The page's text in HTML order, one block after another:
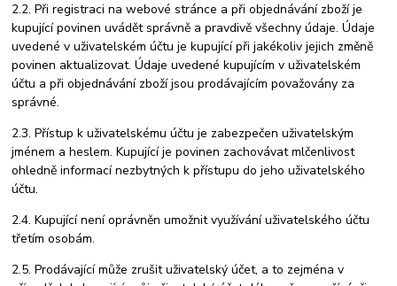
2.2. Při registraci na webové stránce a při objednávání zboží je
kupující povinen uvádět správně a pravdivě všechny údaje. Údaje
uvedené v uživatelském účtu je kupující při jakékoliv jejich změně
povinen aktualizovat. Údaje uvedené kupujícím v uživatelském
účtu a při objednávání zboží jsou prodávajícím považovány za
správné.
2.3. Přístup k uživatelskému účtu je zabezpečen uživatelským
jménem a heslem. Kupující je povinen zachovávat mlčenlivost
ohledně informací nezbytných k přístupu do jeho uživatelského
účtu.
2.4. Kupující není oprávněn umožnit využívání uživatelského účtu
třetím osobám.
2.5. Prodávající může zrušit uživatelský účet, a to zejména v